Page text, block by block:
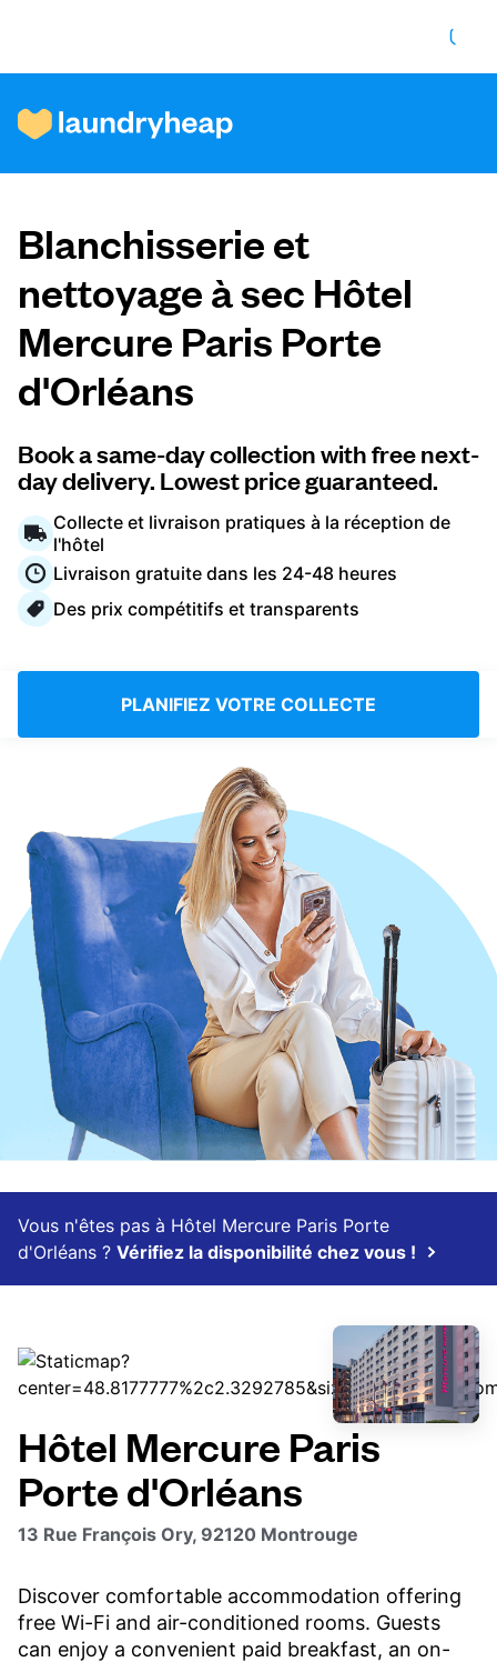
Comment ça fonctionne
Prix et services
À propos de nous
Pour les entreprises
Connectez-vous
Téléchargez notre application mobile
Suivez-nous
France FR
Blanchisserie et
nettoyage à sec Hôtel
Mercure Paris Porte
d'Orléans
Book a same-day collection with free next-
day delivery. Lowest price guaranteed.
Collecte et livraison pratiques à la réception de
l'hôtel
Livraison gratuite dans les 24-48 heures
Des prix compétitifs et transparents
PLANIFIEZ VOTRE COLLECTE
Vous n'êtes pas à Hôtel Mercure Paris Porte
d'Orléans ? Vérifiez la disponibilité chez vous !
Hôtel Mercure Paris
Porte d'Orléans
13 Rue François Ory, 92120 Montrouge
Discover comfortable accommodation offering
free Wi-Fi and air-conditioned rooms. Guests
can enjoy a convenient paid breakfast, an on-